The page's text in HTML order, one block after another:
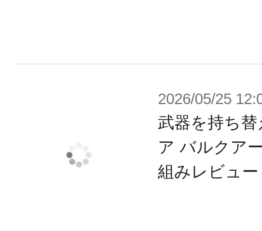
※本製品は再生産品となります。
※画像は試作品です。実際の商品と
ます。また撮影用に塗装されており
2026/05/25
武器を持ち
ア バルクア
組みレビュー